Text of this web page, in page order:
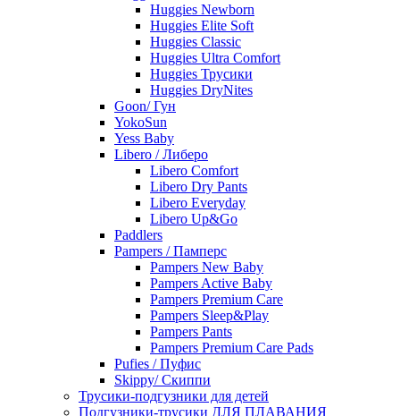
Huggies Newborn
Huggies Elite Soft
Huggies Classic
Huggies Ultra Comfort
Huggies Трусики
Huggies DryNites
Goon/ Гун
YokoSun
Yess Baby
Libero / Либеро
Libero Comfort
Libero Dry Pants
Libero Everyday
Libero Up&Go
Paddlers
Pampers / Памперс
Pampers New Baby
Pampers Active Baby
Pampers Premium Care
Pampers Sleep&Play
Pampers Pants
Pampers Premium Care Pads
Pufies / Пуфис
Skippy/ Скиппи
Трусики-подгузники для детей
Подгузники-трусики ДЛЯ ПЛАВАНИЯ